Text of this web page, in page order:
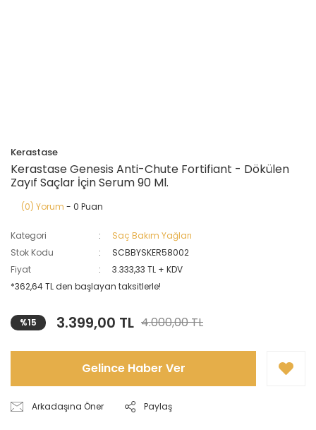
Kerastase
Kerastase Genesis Anti-Chute Fortifiant - Dökülen
Zayıf Saçlar İçin Serum 90 Ml.
(0) Yorum - 0 Puan
Kategori
Saç Bakım Yağları
Stok Kodu
SCBBYSKER58002
Fiyat
3.333,33 TL + KDV
*362,64 TL den başlayan taksitlerle!
%15 3.399,00 TL 4.000,00 TL
Gelince Haber Ver
Arkadaşına Öner Paylaş